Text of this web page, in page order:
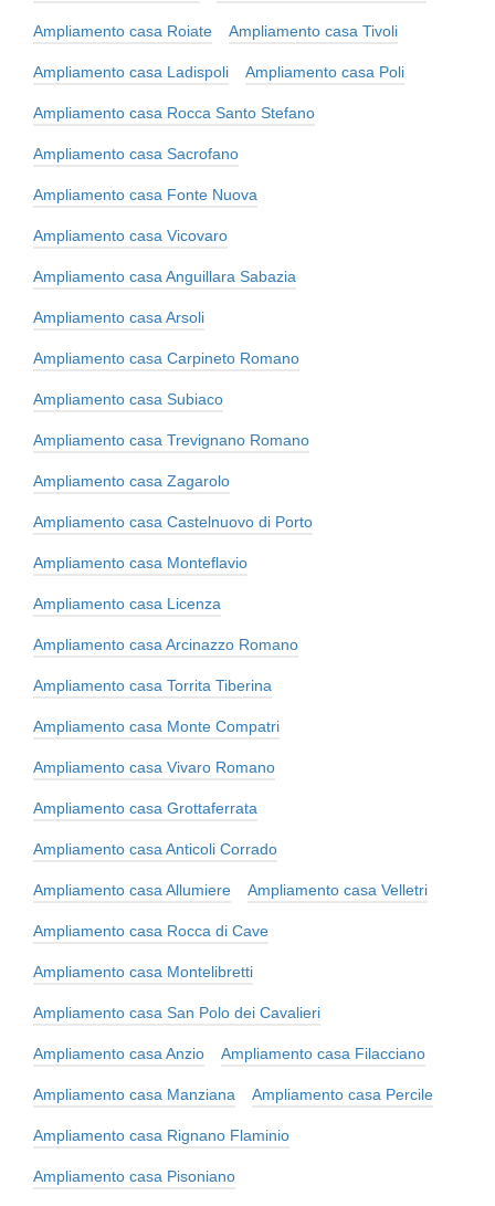
Ampliamento casa Roiate Ampliamento casa Tivoli
Ampliamento casa Ladispoli Ampliamento casa Poli
Ampliamento casa Rocca Santo Stefano
Ampliamento casa Sacrofano
Ampliamento casa Fonte Nuova
Ampliamento casa Vicovaro
Ampliamento casa Anguillara Sabazia
Ampliamento casa Arsoli
Ampliamento casa Carpineto Romano
Ampliamento casa Subiaco
Ampliamento casa Trevignano Romano
Ampliamento casa Zagarolo
Ampliamento casa Castelnuovo di Porto
Ampliamento casa Monteflavio
Ampliamento casa Licenza
Ampliamento casa Arcinazzo Romano
Ampliamento casa Torrita Tiberina
Ampliamento casa Monte Compatri
Ampliamento casa Vivaro Romano
Ampliamento casa Grottaferrata
Ampliamento casa Anticoli Corrado
Ampliamento casa Allumiere Ampliamento casa Velletri
Ampliamento casa Rocca di Cave
Ampliamento casa Montelibretti
Ampliamento casa San Polo dei Cavalieri
Ampliamento casa Anzio Ampliamento casa Filacciano
Ampliamento casa Manziana Ampliamento casa Percile
Ampliamento casa Rignano Flaminio
Ampliamento casa Pisoniano